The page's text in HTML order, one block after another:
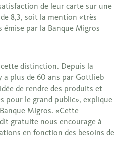
de leur carte sur une
8,3, soit la mention «très
émise par la Banque Migros
distinction. Depuis la
a plus de 60 ans par Gottlieb
de rendre des produits et
pour le grand public», explique
Migros. «Cette
gratuite nous encourage à
en fonction des besoins de